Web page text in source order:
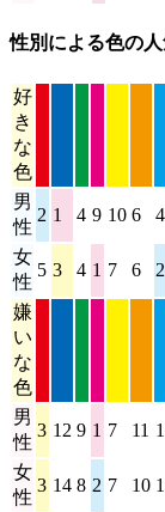
性別による色の
好
き
な
色
男
性
2 1 4 9 10 6 4
女
性
5 3 4 1 7 6 2
嫌
い
な
色
男
性
3 12 9 1 7 11
女
性
3 14 8 2 7 10